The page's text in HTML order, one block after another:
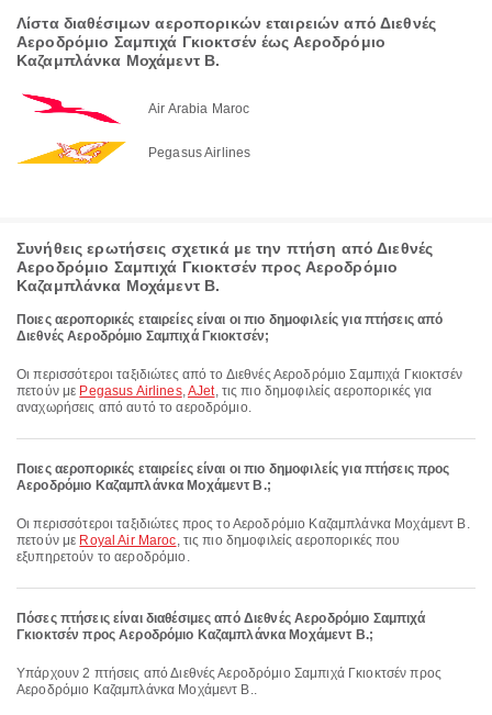
Λίστα διαθέσιμων αεροπορικών εταιρειών από Διεθνές
Αεροδρόμιο Σαμπιχά Γκιοκτσέν έως Αεροδρόμιο
Καζαμπλάνκα Μοχάμεντ Β.
Air Arabia Maroc
Pegasus Airlines
Συνήθεις ερωτήσεις σχετικά με την πτήση από Διεθνές
Αεροδρόμιο Σαμπιχά Γκιοκτσέν προς Αεροδρόμιο
Καζαμπλάνκα Μοχάμεντ Β.
Ποιες αεροπορικές εταιρείες είναι οι πιο δημοφιλείς για πτήσεις από
Διεθνές Αεροδρόμιο Σαμπιχά Γκιοκτσέν;
Οι περισσότεροι ταξιδιώτες από το Διεθνές Αεροδρόμιο Σαμπιχά Γκιοκτσέν
πετούν με Pegasus Airlines,AJet, τις πιο δημοφιλείς αεροπορικές για
αναχωρήσεις από αυτό το αεροδρόμιο.
Ποιες αεροπορικές εταιρείες είναι οι πιο δημοφιλείς για πτήσεις προς
Αεροδρόμιο Καζαμπλάνκα Μοχάμεντ Β.;
Οι περισσότεροι ταξιδιώτες προς το Αεροδρόμιο Καζαμπλάνκα Μοχάμεντ Β.
πετούν με Royal Air Maroc, τις πιο δημοφιλείς αεροπορικές που
εξυπηρετούν το αεροδρόμιο.
Πόσες πτήσεις είναι διαθέσιμες από Διεθνές Αεροδρόμιο Σαμπιχά
Γκιοκτσέν προς Αεροδρόμιο Καζαμπλάνκα Μοχάμεντ Β.;
Υπάρχουν 2 πτήσεις από Διεθνές Αεροδρόμιο Σαμπιχά Γκιοκτσέν προς
Αεροδρόμιο Καζαμπλάνκα Μοχάμεντ Β..